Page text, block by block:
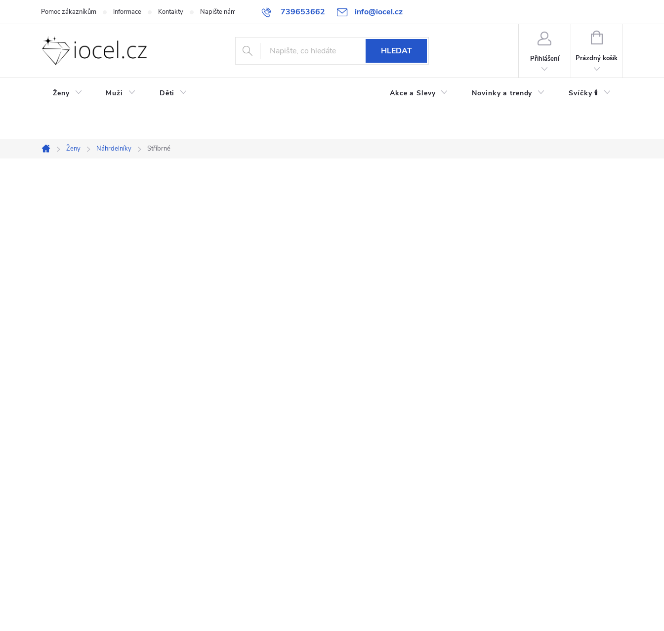
739653662 info@iocel.cz
Pomoc zákazníkům Informace Kontakty Napište nám Blog Obchodní podmínky Oblíbené Spolupráce
HLEDAT
Přihlášení
NÁKUPNÍ
Prázdný košík
Ženy Muži Děti Akce a Slevy Novinky a trendy Svíčky 🕯️
Domů
Ženy Náhrdelníky Stříbrné